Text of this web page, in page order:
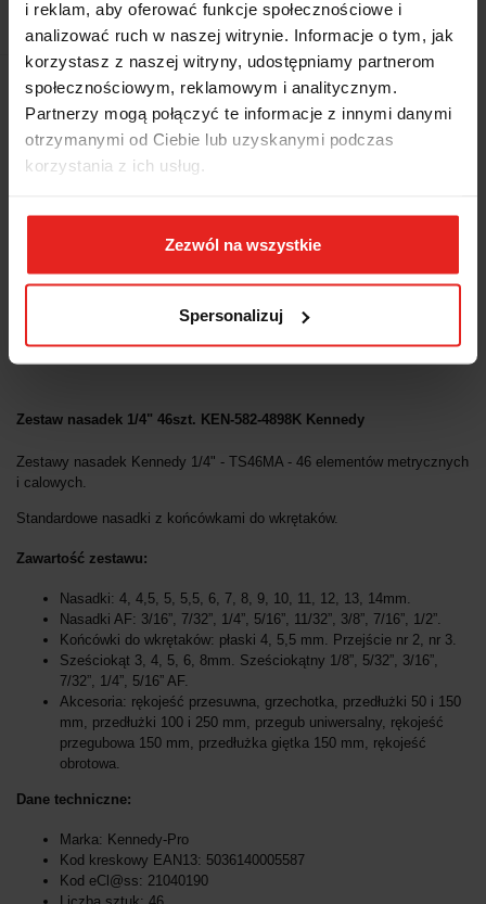
i reklam, aby oferować funkcje społecznościowe i
analizować ruch w naszej witrynie. Informacje o tym, jak
korzystasz z naszej witryny, udostępniamy partnerom
społecznościowym, reklamowym i analitycznym.
Partnerzy mogą połączyć te informacje z innymi danymi
otrzymanymi od Ciebie lub uzyskanymi podczas
korzystania z ich usług.
Zezwól na wszystkie
Spersonalizuj
EAN 5036140005587
Wysyłka+2dni (dostawa 0 od 1000zł net.*)
INFORMACJE DOT.
BEZPIECZEŃSTWA
OPINIE I OCENY (0)
Zestaw nasadek 1/4" 46szt. KEN-582-4898K Kennedy
Zestawy nasadek Kennedy 1/4" - TS46MA - 46 elementów metrycznych
i calowych.
Standardowe nasadki z końcówkami do wkrętaków.
Zawartość zestawu:
Nasadki: 4, 4,5, 5, 5,5, 6, 7, 8, 9, 10, 11, 12, 13, 14mm.
Nasadki AF: 3/16”, 7/32”, 1/4”, 5/16”, 11/32”, 3/8”, 7/16”, 1/2”.
Końcówki do wkrętaków: płaski 4, 5,5 mm. Przejście nr 2, nr 3.
Sześciokąt 3, 4, 5, 6, 8mm. Sześciokątny 1/8”, 5/32”, 3/16”,
7/32”, 1/4”, 5/16” AF.
Akcesoria: rękojeść przesuwna, grzechotka, przedłużki 50 i 150
mm, przedłużki 100 i 250 mm, przegub uniwersalny, rękojeść
przegubowa 150 mm, przedłużka giętka 150 mm, rękojeść
obrotowa.
Dane techniczne:
Marka: Kennedy-Pro
Kod kreskowy EAN13: 5036140005587
Kod eCl@ss: 21040190